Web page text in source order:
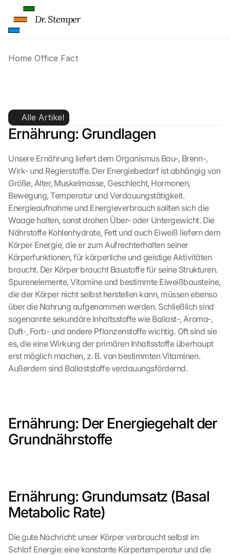
Home Office Fact
Nutrition Basics
Alle Artikel
Ernährung: Grundlagen
Unsere Ernährung liefert dem Organismus Bau-, Brenn-,
Wirk- und Reglerstoffe. Der Energiebedarf ist abhängig von
Größe, Alter, Muskelmasse, Geschlecht, Hormonen,
Bewegung, Temperatur und Verdauungstätigkeit.
Energieaufnahme und Energieverbrauch sollten sich die
Waage halten, sonst drohen Über- oder Untergewicht. Die
Nährstoffe Kohlenhydrate, Fett und auch Eiweiß liefern dem
Körper Energie, die er zum Aufrechterhalten seiner
Körperfunktionen, für körperliche und geistige Aktivitäten
braucht. Der Körper braucht Baustoffe für seine Strukturen.
Spurenelemente, Vitamine und bestimmte Eiweißbausteine,
die der Körper nicht selbst herstellen kann, müssen ebenso
über die Nahrung aufgenommen werden. Schließlich sind
sogenannte sekundäre Inhaltsstoffe wie Ballast-, Aroma-,
Duft-, Farb- und andere Pflanzenstoffe wichtig. Oft sind sie
es, die eine Wirkung der primären Inhaltsstoffe überhaupt
erst möglich machen, z. B. von bestimmten Vitaminen.
Außerdem sind Ballaststoffe verdauungsfördernd.
Ernährung: Der Energiegehalt der
Grundnährstoffe
Ernährung: Grundumsatz (Basal
Metabolic Rate)
Die gute Nachricht: unser Körper verbraucht selbst im
Schlaf Energie: eine konstante Körpertemperatur und die
Dr. Stemper